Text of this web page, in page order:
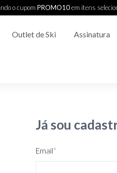
o cupom PROMO10em itens
Outlet de Ski Assinatura
Já sou
Email*